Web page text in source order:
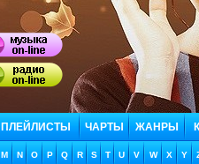
ПЛЕЙЛИСТЫ ЧАРТЫ ЖАНРЫ
M N O P Q R S T U V W X Y